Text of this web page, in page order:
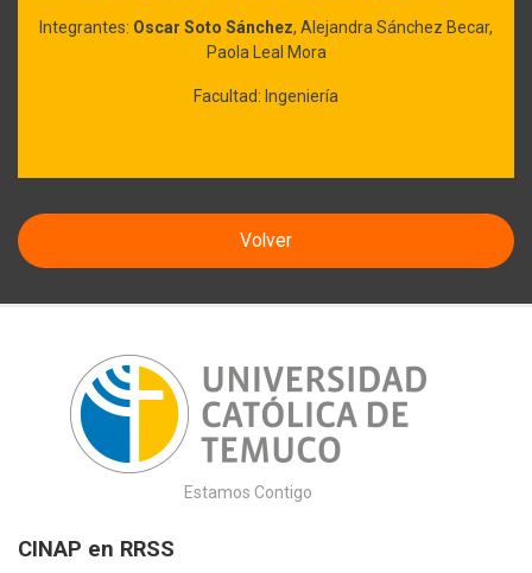
Integrantes: Oscar Soto Sánchez, Alejandra Sánchez Becar,
Paola Leal Mora
Facultad: Ingeniería
Volver
Estamos Contigo
CINAP en RRSS